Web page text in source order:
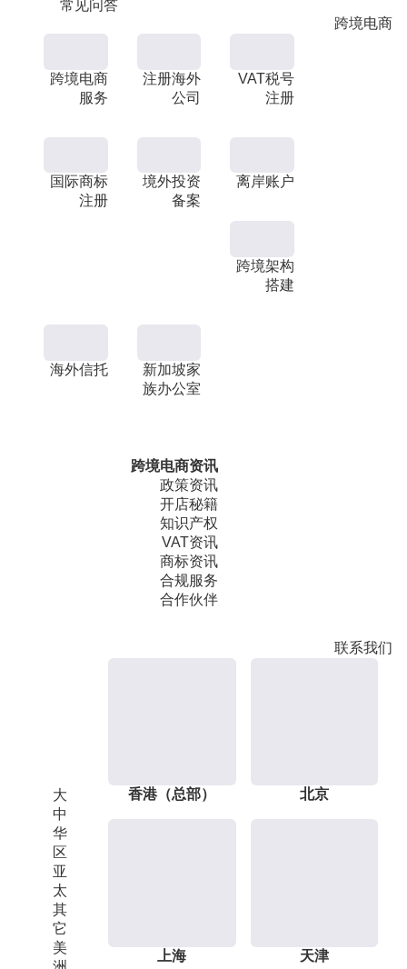
常见问答
跨境电商
跨境电商
服务
注册海外
公司
VAT税号
注册
国际商标
注册
境外投资
备案
离岸账户
跨境架构
搭建
海外信托
新加坡家
族办公室
跨境电商资讯
政策资讯
开店秘籍
知识产权
VAT资讯
商标资讯
合规服务
合作伙伴
联系我们
大
中
华
区
亚
太
其
它
美
香港（总部） 北京
上海 天津